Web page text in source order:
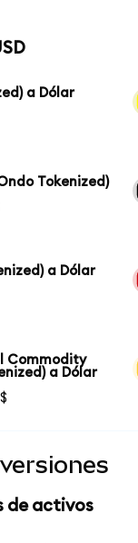
a Dólar
Tokenized)
a Dólar
Commodity
a Dólar
de activos